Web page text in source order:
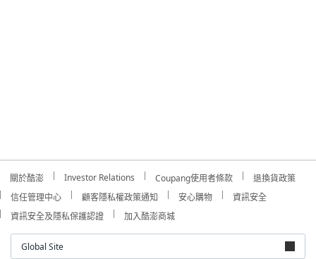
關於酷澎 Investor Relations Coupang使用者條款
退換貨政策
信任管理中心
顧客隱私權政策通知 安心購物
資訊安全
資訊安全及隱私保護認證
加入酷澎商城
Global Site